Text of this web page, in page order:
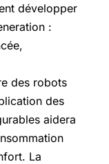
développer
:
des robots
des
aidera
La